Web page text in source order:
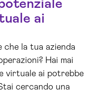
ai
che la tua azienda
Hai mai
virtuale ai potrebbe
cercando una